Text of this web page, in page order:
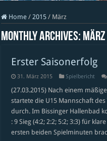
Home / 2015 / März
Monthly Archives: März
Erster Saisonerfolg
31. März 2015 Spielbericht
(27.03.2015) Nach einem
startete die U15 Mannschaft des
durch. Im Bissinger Hallenbad
: 9 Sieg (4:2; 2:2; 5:2; 3:3) für
ersten beiden Spielminuten